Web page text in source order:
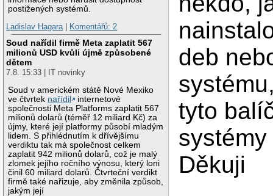
postižených systémů.
Ladislav Hagara| Komentářů: 2
Soud nařídil firmě Meta zaplatit 567
milionů USD kvůli újmě způsobené
dětem
7.8. 15:33 | IT novinky
Soud v americkém státě Nové Mexiko
ve čtvrtek nařídil
internetové
společnosti Meta Platforms zaplatit 567
milionů dolarů (téměř 12 miliard Kč) za
újmy, které její platformy působí mladým
lidem. S přihlédnutím k dřívějšímu
verdiktu tak má společnost celkem
zaplatit 942 milionů dolarů, což je malý
zlomek jejího ročního výnosu, který loni
činil 60 miliard dolarů. Čtvrteční verdikt
firmě také nařizuje, aby změnila způsob,
jakým její
deb
tyto
Děkuji